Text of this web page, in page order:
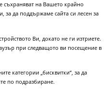
съхраняват на Вашето крайно
за да поддържаме сайта си лесен за
Ви, докато не ги изтриете.
при следващото ви посещение в
категории „бисквитки“, за да
по подразбиране.